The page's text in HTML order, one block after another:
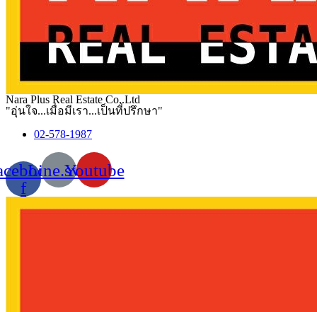
Nara Plus Real Estate Co,.Ltd
"อุ่นใจ...เมื่อมีเรา...เป็นที่ปรึกษา"
02-578-1987
f
Line.svgYoutube